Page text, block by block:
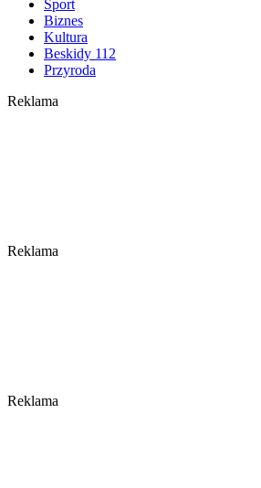
Sport
Biznes
Kultura
Beskidy 112
Przyroda
Reklama
Reklama
Reklama